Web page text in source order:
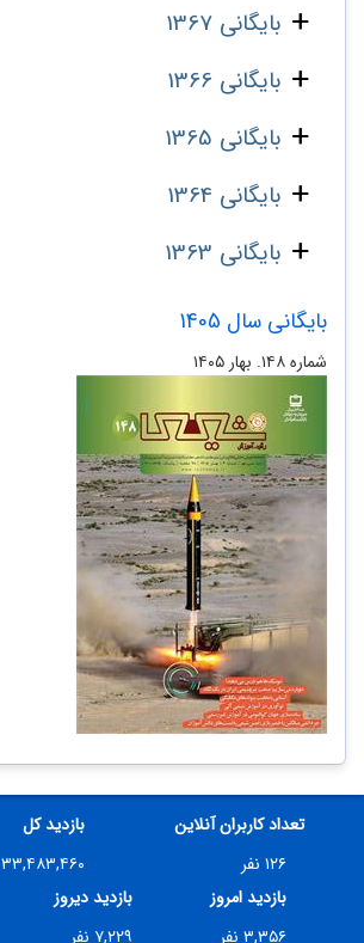
بایگانی 1367
بایگانی 1366
بایگانی 1365
بایگانی 1364
بایگانی 1363
بایگانی سال 1405
شماره ۱۴۸. بهار ۱۴۰۵
تعداد کاربران آنلاین
۱۲۶ نفر
بازدید کل
۳۳,۴۸۳,۴۶۰ نفر
بازدید امروز
۳,۳۵۶ نفر
بازدید دیروز
۷,۲۲۹ نفر